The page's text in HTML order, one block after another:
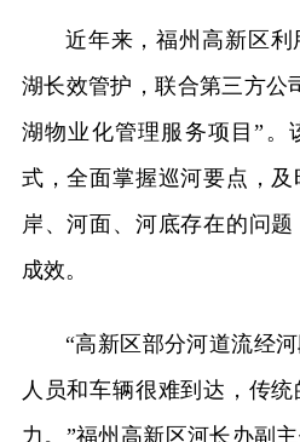
近年来，福州高新区
湖长效管护，联合第三方公
湖物业化管理服务项目”。
式，全面掌握巡河要点，
岸、河面、河底存在的问
成效。
“高新区部分河道流经
人员和车辆很难到达，传
力。”福州高新区河长办副